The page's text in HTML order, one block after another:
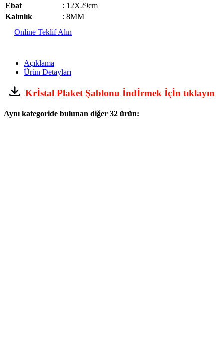
Ebat
: 12X29cm
Kalınlık
: 8MM
Online Teklif Alın
Açıklama
Ürün Detayları
Krİstal Plaket Şablonu İndİrmek İçİn tıklayın
Aynı kategoride bulunan diğer 32 ürün: